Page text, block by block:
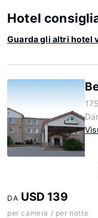
Hotel
Guarda gli altri hotel
DA USD 139
per camera / per notte